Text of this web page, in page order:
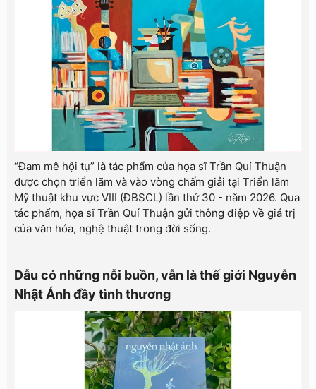
“Đam mê hội tụ” là tác phẩm của họa sĩ Trần Quí Thuận
được chọn triển lãm và vào vòng chấm giải tại Triển lãm
Mỹ thuật khu vực VIII (ĐBSCL) lần thứ 30 - năm 2026. Qua
tác phẩm, họa sĩ Trần Quí Thuận gửi thông điệp về giá trị
của văn hóa, nghệ thuật trong đời sống.
Dẫu có những nỗi buồn, vẫn là thế giới Nguyễn
Nhật Ánh đầy tình thương